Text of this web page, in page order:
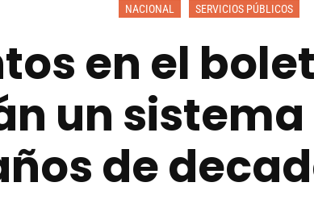
NACIONAL SERVICIOS PÚBLICOS
en el
un
de